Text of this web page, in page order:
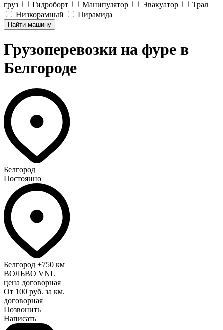
груз
Гидроборт Манипулятор Эвакуатор
Трал
Низкорамный
Пирамида
Найти машину
Грузоперевозки на фуре в
Белгороде
Белгород
Постоянно
Белгород +750 км
ВОЛЬВО VNL
цена договорная
От 100 руб. за км.
договорная
Позвонить
Написать